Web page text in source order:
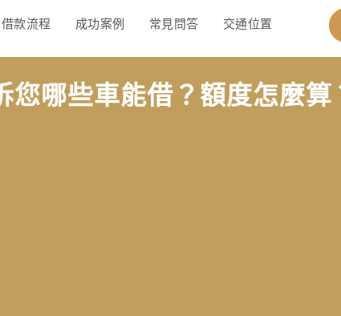
借款流程 成功案例 常見問答 交通位置
哪些車能借？額度怎麼算